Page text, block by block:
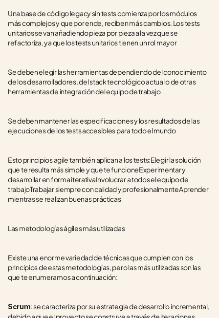
Una base de código legacy sin tests comienza por los módulos
más complejos y que por ende, reciben más cambios. Los tests
unitarios se van añadiendo pieza por pieza a la vez que se
refactoriza, ya que los tests unitarios tienen un rol mayor
Se deben elegir las herramientas dependiendo del conocimiento
de los desarrolladores, del stack tecnológico actual o de otras
herramientas de integración del equipo de trabajo
Se deben mantener las especificaciones y los resultados de las
ejecuciones de los tests accesibles para todo el mundo
Esto principios agile también aplican a los tests:Elegir la solución
que te resulta más simple y que te funcioneExperimentar y
desarrollar en forma iterativaInvolucrar a todos el equipo de
trabajoTrabajar siempre con calidad y profesionalmenteAprender
mientras se realizan buenas prácticas
Las metodologías ágiles más utilizadas
Existe una enorme variedad de técnicas que cumplen con los
principios de estas metodologías, pero las más utilizadas son las
que te enumeramos a continuación:
Scrum: se caracteriza por su estrategia de desarrollo incremental,